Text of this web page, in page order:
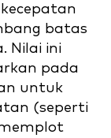
batas
Nilai ini
pada
untuk
(seperti